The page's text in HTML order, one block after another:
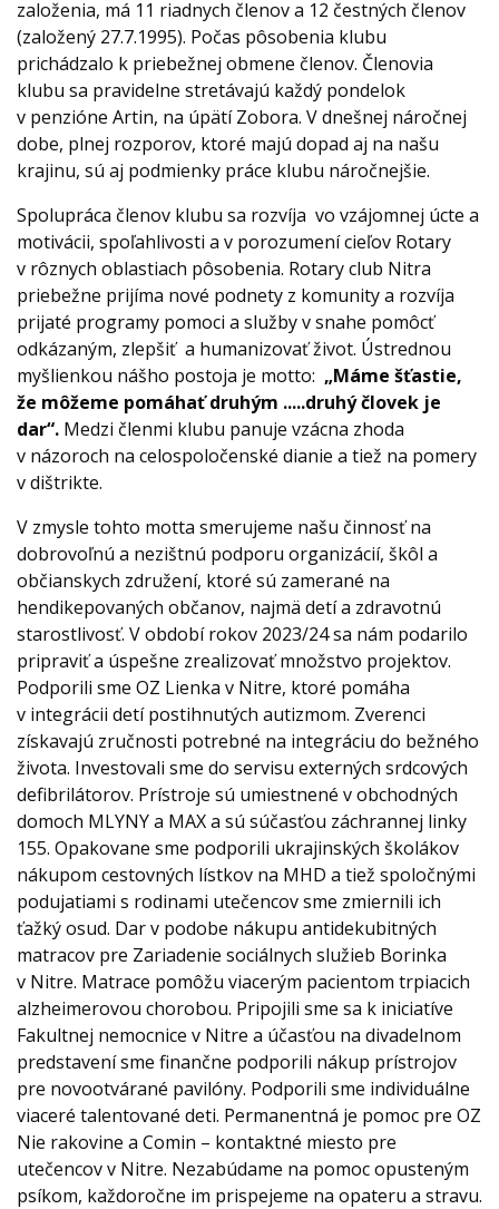
založenia, má 11 riadnych členov a 12 čestných členov
(založený 27.7.1995). Počas pôsobenia klubu
prichádzalo k priebežnej obmene členov. Členovia
klubu sa pravidelne stretávajú každý pondelok
v penzióne Artin, na úpätí Zobora. V dnešnej náročnej
dobe, plnej rozporov, ktoré majú dopad aj na našu
krajinu, sú aj podmienky práce klubu náročnejšie.
Spolupráca členov klubu sa rozvíja vo vzájomnej úcte a
motivácii, spoľahlivosti a v porozumení cieľov Rotary
v rôznych oblastiach pôsobenia. Rotary club Nitra
priebežne prijíma nové podnety z komunity a rozvíja
prijaté programy pomoci a služby v snahe pomôcť
odkázaným, zlepšiť a humanizovať život. Ústrednou
myšlienkou nášho postoja je motto: „Máme šťastie,
že môžeme pomáhať druhým .....druhý človek je
dar“. Medzi členmi klubu panuje vzácna zhoda
v názoroch na celospoločenské dianie a tiež na pomery
v dištrikte.
V zmysle tohto motta smerujeme našu činnosť na
dobrovoľnú a nezištnú podporu organizácií, škôl a
občianskych združení, ktoré sú zamerané na
hendikepovaných občanov, najmä detí a zdravotnú
starostlivosť. V období rokov 2023/24 sa nám podarilo
pripraviť a úspešne zrealizovať množstvo projektov.
Podporili sme OZ Lienka v Nitre, ktoré pomáha
v integrácii detí postihnutých autizmom. Zverenci
získavajú zručnosti potrebné na integráciu do bežného
života. Investovali sme do servisu externých srdcových
defibrilátorov. Prístroje sú umiestnené v obchodných
domoch MLYNY a MAX a sú súčasťou záchrannej linky
155. Opakovane sme podporili ukrajinských školákov
nákupom cestovných lístkov na MHD a tiež spoločnými
podujatiami s rodinami utečencov sme zmiernili ich
ťažký osud. Dar v podobe nákupu antidekubitných
matracov pre Zariadenie sociálnych služieb Borinka
v Nitre. Matrace pomôžu viacerým pacientom trpiacich
alzheimerovou chorobou. Pripojili sme sa k iniciatíve
Fakultnej nemocnice v Nitre a účasťou na divadelnom
predstavení sme finančne podporili nákup prístrojov
pre novootvárané pavilóny. Podporili sme individuálne
viaceré talentované deti. Permanentná je pomoc pre OZ
Nie rakovine a Comin – kontaktné miesto pre
utečencov v Nitre. Nezabúdame na pomoc opusteným
psíkom, každoročne im prispejeme na opateru a stravu.